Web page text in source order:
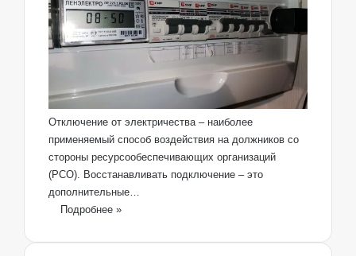
Отключение от электричества – наиболее
применяемый способ воздействия на должников со
стороны ресурсообеспечивающих организаций
(РСО). Восстанавливать подключение – это
дополнительные…
Подробнее »